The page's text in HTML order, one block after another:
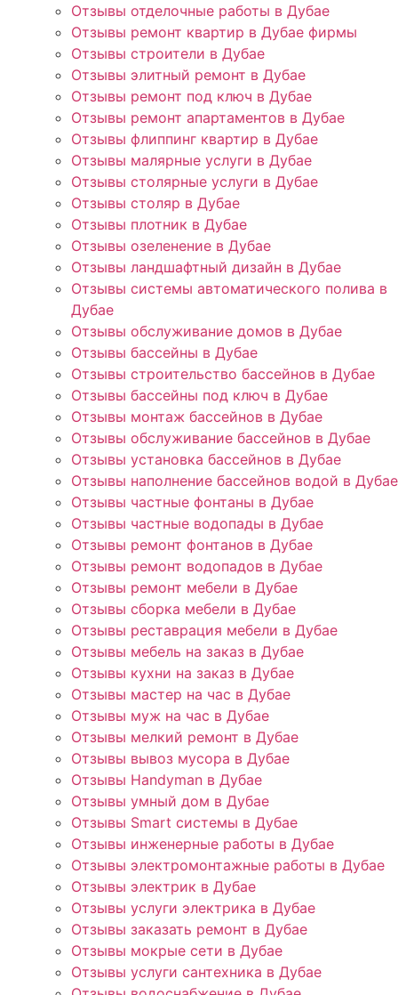
Отзывы отделочные работы в Дубае
Отзывы ремонт квартир в Дубае фирмы
Отзывы строители в Дубае
Отзывы элитный ремонт в Дубае
Отзывы ремонт под ключ в Дубае
Отзывы ремонт апартаментов в Дубае
Отзывы флиппинг квартир в Дубае
Отзывы малярные услуги в Дубае
Отзывы столярные услуги в Дубае
Отзывы столяр в Дубае
Отзывы плотник в Дубае
Отзывы озеленение в Дубае
Отзывы ландшафтный дизайн в Дубае
Отзывы системы автоматического полива в
Дубае
Отзывы обслуживание домов в Дубае
Отзывы бассейны в Дубае
Отзывы строительство бассейнов в Дубае
Отзывы бассейны под ключ в Дубае
Отзывы монтаж бассейнов в Дубае
Отзывы обслуживание бассейнов в Дубае
Отзывы установка бассейнов в Дубае
Отзывы наполнение бассейнов водой в Дубае
Отзывы частные фонтаны в Дубае
Отзывы частные водопады в Дубае
Отзывы ремонт фонтанов в Дубае
Отзывы ремонт водопадов в Дубае
Отзывы ремонт мебели в Дубае
Отзывы сборка мебели в Дубае
Отзывы реставрация мебели в Дубае
Отзывы мебель на заказ в Дубае
Отзывы кухни на заказ в Дубае
Отзывы мастер на час в Дубае
Отзывы муж на час в Дубае
Отзывы мелкий ремонт в Дубае
Отзывы вывоз мусора в Дубае
Отзывы Handyman в Дубае
Отзывы умный дом в Дубае
Отзывы Smart системы в Дубае
Отзывы инженерные работы в Дубае
Отзывы электромонтажные работы в Дубае
Отзывы электрик в Дубае
Отзывы услуги электрика в Дубае
Отзывы заказать ремонт в Дубае
Отзывы мокрые сети в Дубае
Отзывы услуги сантехника в Дубае